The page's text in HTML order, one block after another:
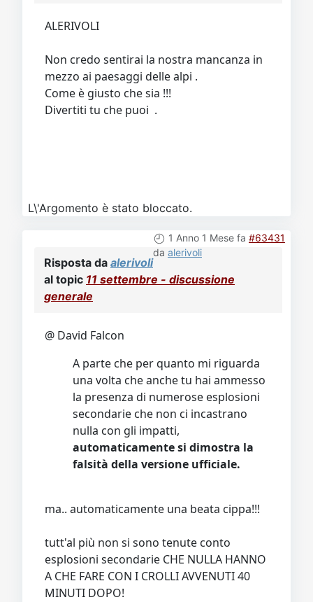
ALERIVOLI
Non credo sentirai la nostra mancanza in
mezzo ai paesaggi delle alpi .
Come è giusto che sia !!!
Divertiti tu che puoi .
L\'Argomento è stato bloccato.
1 Anno 1 Mese fa #63431
da alerivoli
Risposta da alerivoli
al topic 11 settembre - discussione
generale
@ David Falcon
A parte che per quanto mi riguarda
una volta che anche tu hai ammesso
la presenza di numerose esplosioni
secondarie che non ci incastrano
nulla con gli impatti,
automaticamente si dimostra la
falsità della versione ufficiale.
ma.. automaticamente una beata cippa!!!
tutt'al più non si sono tenute conto
esplosioni secondarie CHE NULLA HANNO
A CHE FARE CON I CROLLI AVVENUTI 40
MINUTI DOPO!